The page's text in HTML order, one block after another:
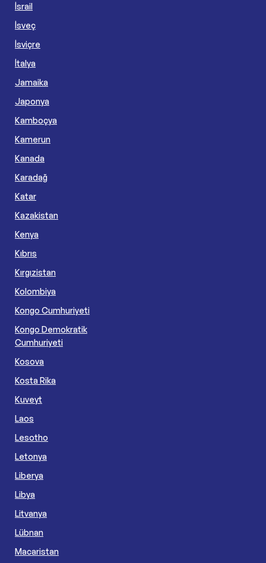
İsrail
İsveç
İsviçre
İtalya
Jamaika
Japonya
Kamboçya
Kamerun
Kanada
Karadağ
Katar
Kazakistan
Kenya
Kıbrıs
Kırgızistan
Kolombiya
Kongo Cumhuriyeti
Kongo Demokratik
Cumhuriyeti
Kosova
Kosta Rika
Kuveyt
Laos
Lesotho
Letonya
Liberya
Libya
Litvanya
Lübnan
Macaristan